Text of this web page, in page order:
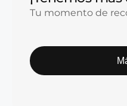
Tu momento de